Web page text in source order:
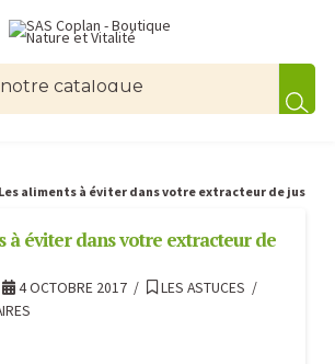
Les aliments à éviter dans votre extracteur de jus
à éviter dans votre extracteur de
4 OCTOBRE 2017
LES ASTUCES